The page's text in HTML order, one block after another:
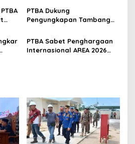
PTBA Dukung
Pengungkapan Tambang
IUP Perseroan
PTBA Sabet Penghargaan
Internasional AREA 2026